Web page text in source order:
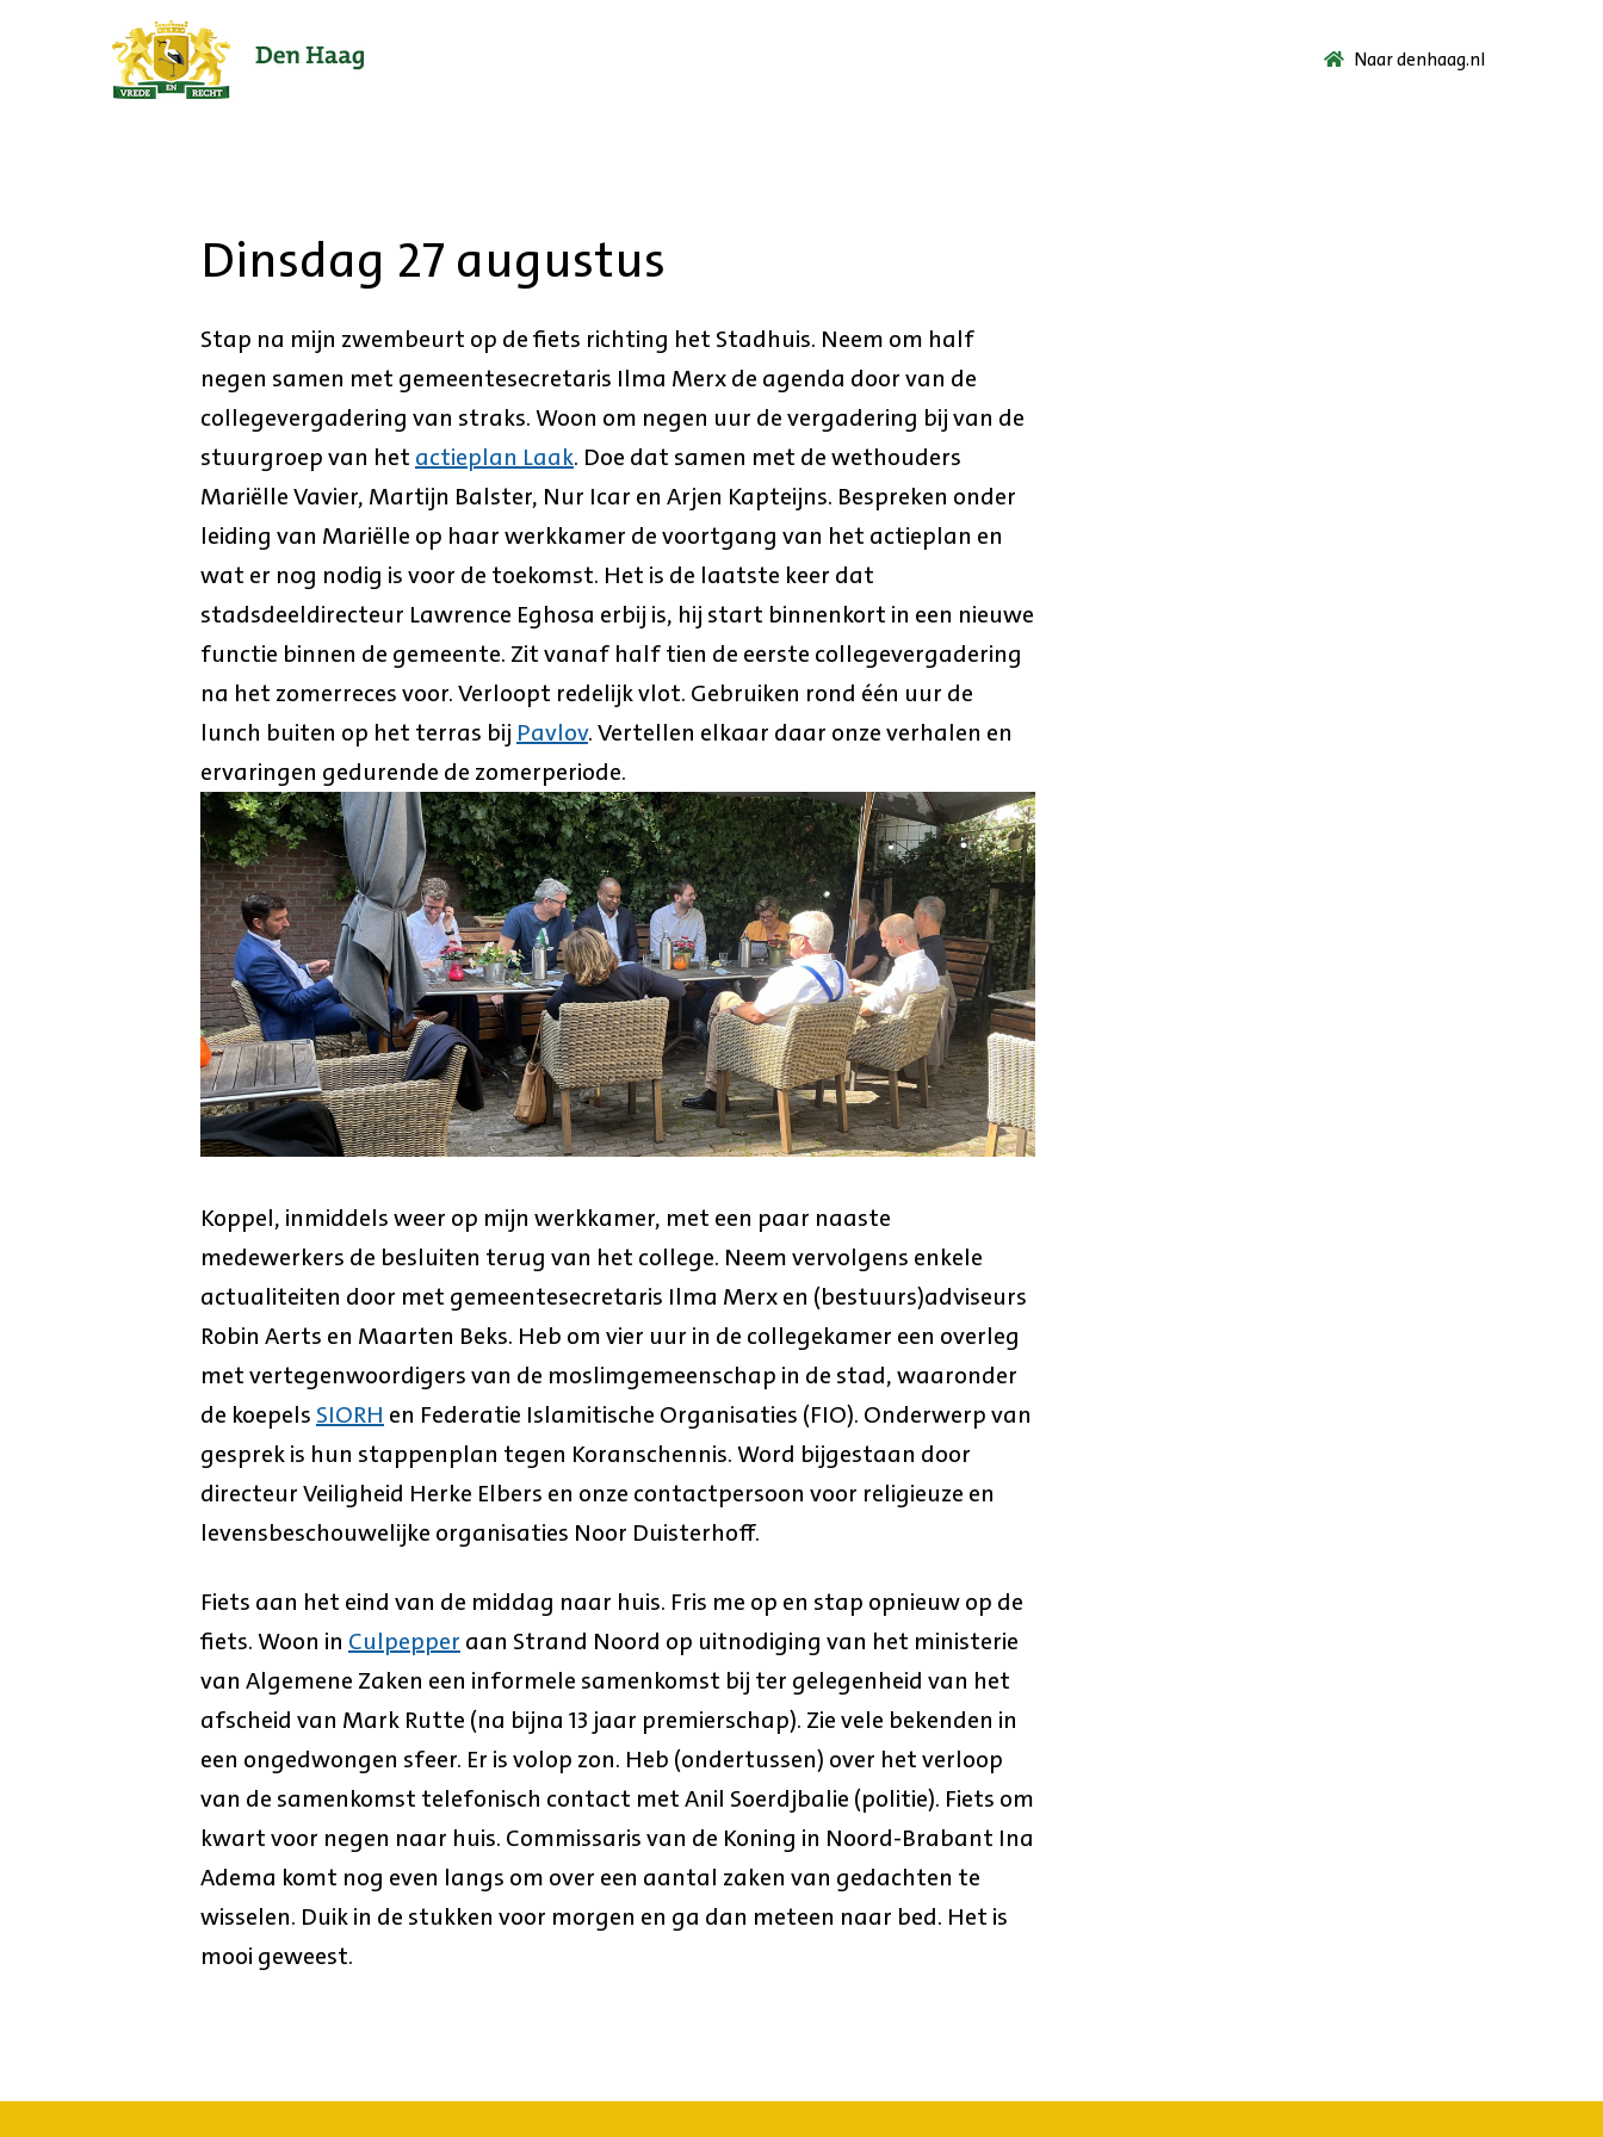
Ga
naar
Naar denhaag.nl
Dinsdag 27 augustus
Stap na mijn zwembeurt op de fiets richting het Stadhuis. Neem om half
negen samen met gemeentesecretaris Ilma Merx de agenda door van de
collegevergadering van straks. Woon om negen uur de vergadering bij van de
stuurgroep van het actieplan Laak. Doe dat samen met de wethouders
Mariëlle Vavier, Martijn Balster, Nur Icar en Arjen Kapteijns. Bespreken onder
leiding van Mariëlle op haar werkkamer de voortgang van het actieplan en
wat er nog nodig is voor de toekomst. Het is de laatste keer dat
stadsdeeldirecteur Lawrence Eghosa erbij is, hij start binnenkort in een nieuwe
functie binnen de gemeente. Zit vanaf half tien de eerste collegevergadering
na het zomerreces voor. Verloopt redelijk vlot. Gebruiken rond één uur de
lunch buiten op het terras bij Pavlov. Vertellen elkaar daar onze verhalen en
ervaringen gedurende de zomerperiode.
Koppel, inmiddels weer op mijn werkkamer, met een paar naaste
medewerkers de besluiten terug van het college. Neem vervolgens enkele
actualiteiten door met gemeentesecretaris Ilma Merx en (bestuurs)adviseurs
Robin Aerts en Maarten Beks. Heb om vier uur in de collegekamer een overleg
met vertegenwoordigers van de moslimgemeenschap in de stad, waaronder
de koepels SIORH en Federatie Islamitische Organisaties (FIO). Onderwerp van
gesprek is hun stappenplan tegen Koranschennis. Word bijgestaan door
directeur Veiligheid Herke Elbers en onze contactpersoon voor religieuze en
levensbeschouwelijke organisaties Noor Duisterhoff.
Fiets aan het eind van de middag naar huis. Fris me op en stap opnieuw op de
fiets. Woon in Culpepper aan Strand Noord op uitnodiging van het ministerie
van Algemene Zaken een informele samenkomst bij ter gelegenheid van het
afscheid van Mark Rutte (na bijna 13 jaar premierschap). Zie vele bekenden in
een ongedwongen sfeer. Er is volop zon. Heb (ondertussen) over het verloop
van de samenkomst telefonisch contact met Anil Soerdjbalie (politie). Fiets om
kwart voor negen naar huis. Commissaris van de Koning in Noord-Brabant Ina
Adema komt nog even langs om over een aantal zaken van gedachten te
wisselen. Duik in de stukken voor morgen en ga dan meteen naar bed. Het is
mooi geweest.